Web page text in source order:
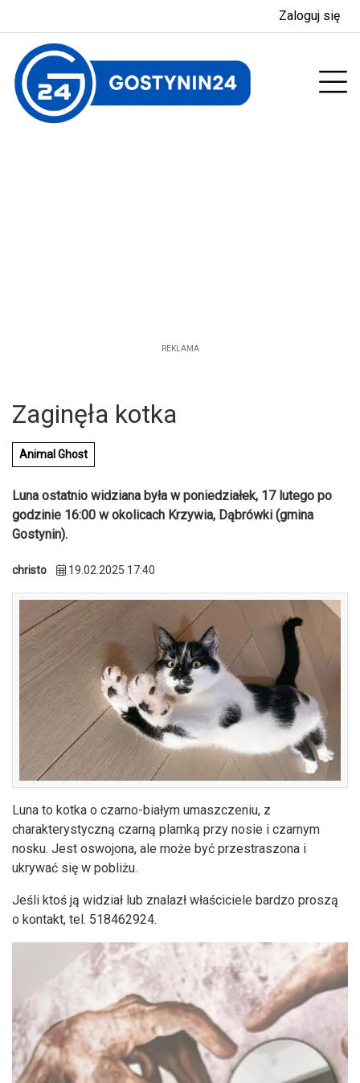
Zaloguj się
REKLAMA
Zaginęła kotka
Animal Ghost
Luna ostatnio widziana była w poniedziałek, 17 lutego po
godzinie 16:00 w okolicach Krzywia, Dąbrówki (gmina
Gostynin).
christo 19.02.2025 17:40
Luna to kotka o czarno-białym umaszczeniu, z
charakterystyczną czarną plamką przy nosie i czarnym
nosku. Jest oswojona, ale może być przestraszona i
ukrywać się w pobliżu.
Jeśli ktoś ją widział lub znalazł właściciele bardzo proszą
o kontakt, tel. 518462924.